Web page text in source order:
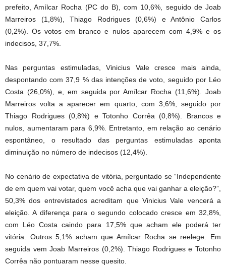
prefeito, Amílcar Rocha (PC do B), com 10,6%, seguido de Joab
Marreiros (1,8%), Thiago Rodrigues (0,6%) e Antônio Carlos
(0,2%). Os votos em branco e nulos aparecem com 4,9% e os
indecisos, 37,7%.
Nas perguntas estimuladas, Vinicius Vale cresce mais ainda,
despontando com 37,9 % das intenções de voto, seguido por Léo
Costa (26,0%), e, em seguida por Amílcar Rocha (11,6%). Joab
Marreiros volta a aparecer em quarto, com 3,6%, seguido por
Thiago Rodrigues (0,8%) e Totonho Corrêa (0,8%). Brancos e
nulos, aumentaram para 6,9%. Entretanto, em relação ao cenário
espontâneo, o resultado das perguntas estimuladas aponta
diminuição no número de indecisos (12,4%).
No cenário de expectativa de vitória, perguntado se “Independente
de em quem vai votar, quem você acha que vai ganhar a eleição?”,
50,3% dos entrevistados acreditam que Vinicius Vale vencerá a
eleição. A diferença para o segundo colocado cresce em 32,8%,
com Léo Costa caindo para 17,5% que acham ele poderá ter
vitória. Outros 5,1% acham que Amílcar Rocha se reelege. Em
seguida vem Joab Marreiros (0,2%). Thiago Rodrigues e Totonho
Corrêa não pontuaram nesse quesito.